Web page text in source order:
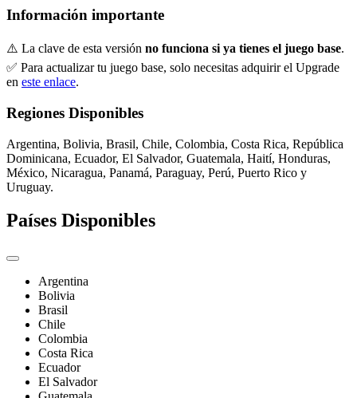
Información importante
⚠️ La clave de esta versión no funciona si ya tienes el juego base.
✅ Para actualizar tu juego base, solo necesitas adquirir el Upgrade
en este enlace.
Regiones Disponibles
Argentina, Bolivia, Brasil, Chile, Colombia, Costa Rica, República
Dominicana, Ecuador, El Salvador, Guatemala, Haití, Honduras,
México, Nicaragua, Panamá, Paraguay, Perú, Puerto Rico y
Uruguay.
Países Disponibles
Argentina
Bolivia
Brasil
Chile
Colombia
Costa Rica
Ecuador
El Salvador